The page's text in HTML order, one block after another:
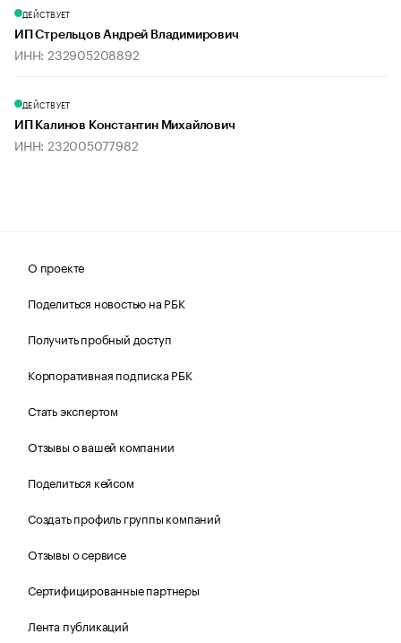
ДЕЙСТВУЕТ
ИП Стрельцов Андрей Владимирович
ИНН: 232905208892
ДЕЙСТВУЕТ
ИП Калинов Константин Михайлович
ИНН: 232005077982
О проекте
Поделиться новостью на РБК
Получить пробный доступ
Корпоративная подписка РБК
Стать экспертом
Отзывы о вашей компании
Поделиться кейсом
Создать профиль группы компаний
Отзывы о сервисе
Сертифицированные партнеры
Лента публикаций